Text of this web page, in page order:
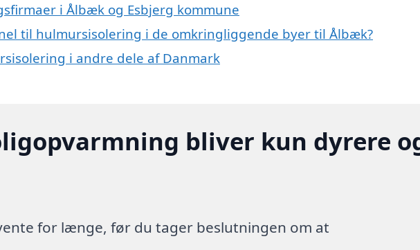
i Ålbæk og Esbjerg kommune
til hulmursisolering i de omkringliggende byer til Ålbæk?
i andre dele af Danmark
bliver kun dyrere
for længe, før du tager beslutningen om at